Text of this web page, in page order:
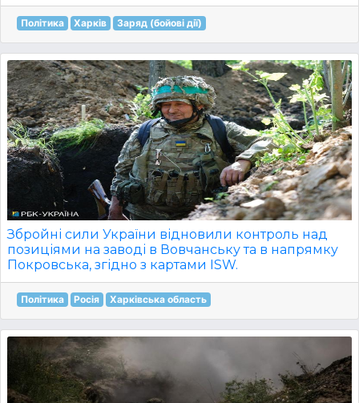
Політика Харків Заряд (бойові дії)
Збройні сили України відновили контроль над
позиціями на заводі в Вовчанську та в напрямку
Покровська, згідно з картами ISW.
Політика Росія Харківська область